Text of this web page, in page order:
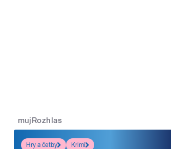
mujRozhlas
Hry a četby
Krimi